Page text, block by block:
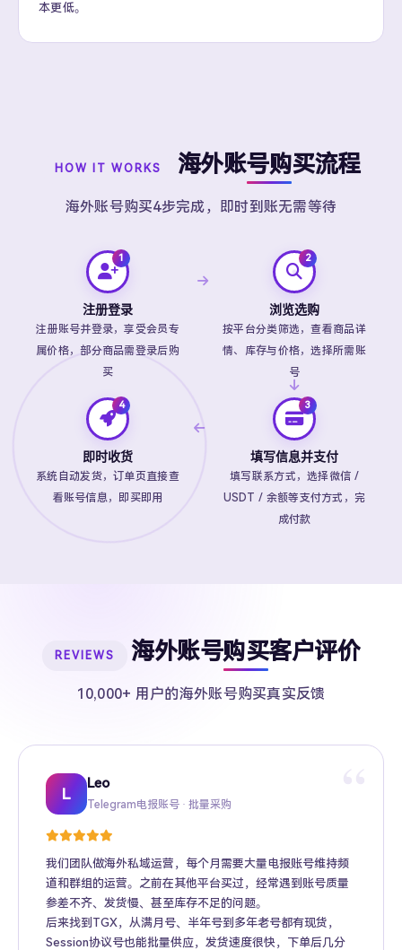
本更低。
HOW IT WORKS 海外账号购买流程
海外账号购买4步完成，即时到账无需等待
注册登录
注册账号并登录，享受会员专
属价格，部分商品需登录后购
买
浏览选购
按平台分类筛选，查看商品详
情、库存与价格，选择所需账
号
填写信息并支付
填写联系方式，选择微信 /
USDT / 余额等支付方式，完
成付款
即时收货
系统自动发货，订单页直接查
看账号信息，即买即用
REVIEWS 海外账号购买客户评价
10,000+ 用户的海外账号购买真实反馈
L
Leo
Telegram电报账号 · 批量采购
我们团队做海外私域运营，每个月需要大量电报账号维持频
道和群组的运营。之前在其他平台买过，经常遇到账号质量
参差不齐、发货慢、甚至库存不足的问题。
后来找到TGX，从满月号、半年号到多年老号都有现货，
Session协议号也能批量供应，发货速度很快，下单后几分
Sarah
Twitter推特高粉号 · Web3项目推广
Kevin
TikTok账号 · 跨境电商矩阵运营
Mike
Facebook广告账号 · 跨境广告投放
Amy
Instagram账号 · 品牌海外推广
Daniel
Gmail账号 · Apple ID · AI工具账号
Jason
YouTube账号 · 内容变现
Wing
Telegram Premium代充 · 个人用户
Richard
海外账号批发 · MCN机构